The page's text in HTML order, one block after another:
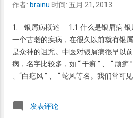
把鲤鱼臭死了。”这是日本一名19岁少
多。汗里有很多盐份，加上脚脱的皮
作者: brainu 时间: 五月 21, 2013
1. 银屑病概述 1.1 什么是银屑病 银
一个古老的疾病，在很久以前就有银
是众神的诅咒。中医对银屑病很早以
病，名字比较多，如 “ 干癣 ” 、 “ 顽癣
、“白疕风 ” 、 “ 蛇风等名。我们常可
除，我们把这些野广告称为 “ 城市牛皮
银屑病较难完全去除的特点。但是使
发表评论